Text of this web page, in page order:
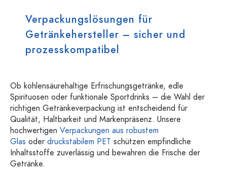
Verpackungslösungen für
Getränkehersteller – sicher und
prozesskompatibel
Ob kohlensäurehaltige Erfrischungsgetränke, edle
Spirituosen oder funktionale Sportdrinks – die Wahl der
richtigen Getränkeverpackung ist entscheidend für
Qualität, Haltbarkeit und Markenpräsenz. Unsere
hochwertigen Verpackungen aus robustem
Glas oder druckstabilem PET schützen empfindliche
Inhaltsstoffe zuverlässig und bewahren die Frische der
Getränke.